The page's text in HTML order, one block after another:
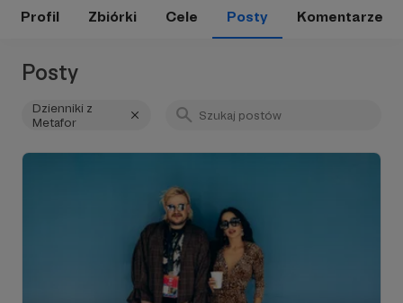
Profil Zbiórki Cele Posty Komentarze
Posty
Dzienniki z
Metafor